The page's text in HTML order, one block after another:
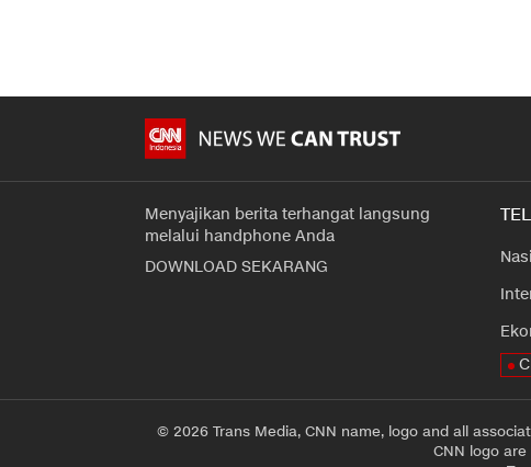
Menyajikan berita terhangat langsung
melalui handphone Anda
DOWNLOAD SEKARANG
© 2026 Trans Media, CNN name, logo and all
CNN logo